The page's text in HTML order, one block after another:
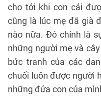
cho tới khi con cái
cũng là lúc mẹ đã già
nào nữa. Đó chính là
những người mẹ và
bức tranh của các
chuối luôn được người
những đứa con của